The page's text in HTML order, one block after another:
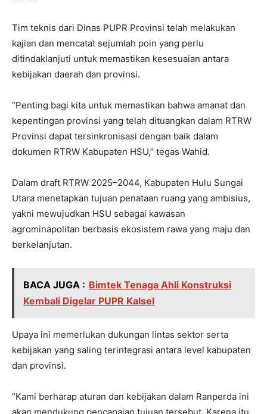
Tim teknis dari Dinas PUPR Provinsi telah melakukan
kajian dan mencatat sejumlah poin yang perlu
ditindaklanjuti untuk memastikan kesesuaian antara
kebijakan daerah dan provinsi.
“Penting bagi kita untuk memastikan bahwa amanat dan
kepentingan provinsi yang telah dituangkan dalam RTRW
Provinsi dapat tersinkronisasi dengan baik dalam
dokumen RTRW Kabupaten HSU,” tegas Wahid.
Dalam draft RTRW 2025–2044, Kabupaten Hulu Sungai
Utara menetapkan tujuan penataan ruang yang ambisius,
yakni mewujudkan HSU sebagai kawasan
agrominapolitan berbasis ekosistem rawa yang maju dan
berkelanjutan.
BACA JUGA : Bimtek Tenaga Ahli Konstruksi
Kembali Digelar PUPR Kalsel
Upaya ini memerlukan dukungan lintas sektor serta
kebijakan yang saling terintegrasi antara level kabupaten
dan provinsi.
“Kami berharap aturan dan kebijakan dalam Ranperda ini